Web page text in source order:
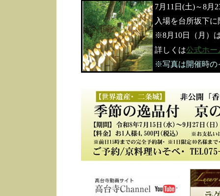
7月11日(土)～8月
入場を台所坂下
※8月10日（月）
詳しくは公式ホー
※写真は開催時の